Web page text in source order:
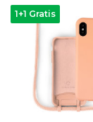
1+1 Gratis